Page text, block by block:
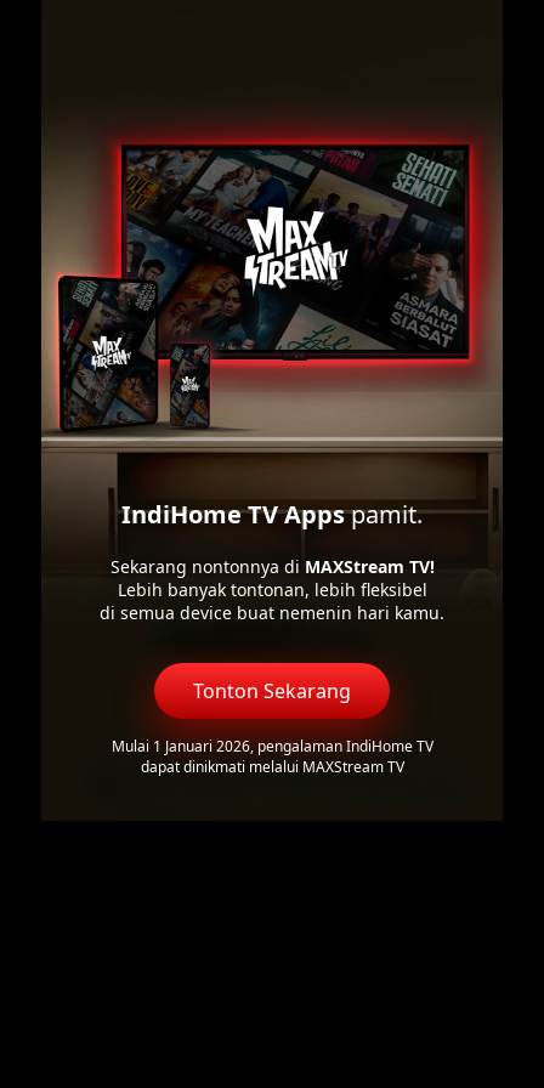
IndiHome TV Appspamit.
Sekarang nontonnya di MAXStream TV!
Lebih banyak tontonan, lebih fleksibel
di semua device buat nemenin hari kamu.
Tonton Sekarang
Mulai 1 Januari 2026, pengalaman IndiHome TV
dapat dinikmati melalui MAXStream TV